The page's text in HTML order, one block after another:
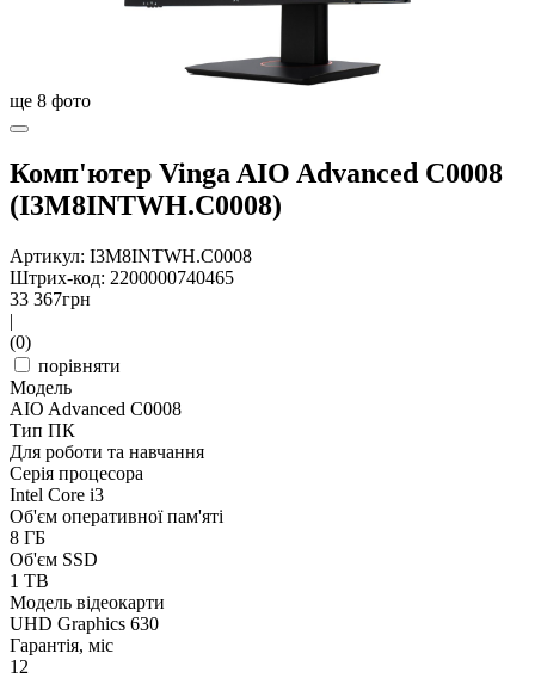
ще 8 фото
Комп'ютер Vinga AIO Advanced C0008
(I3M8INTWH.C0008)
Артикул: I3M8INTWH.C0008
Штрих-код: 2200000740465
33 367грн
|
(0)
порівняти
Модель
AIO Advanced C0008
Тип ПК
Для роботи та навчання
Серія процесора
Intel Core i3
Об'єм оперативної пам'яті
8 ГБ
Об'єм SSD
1 TB
Модель відеокарти
UHD Graphics 630
Гарантія, міс
12